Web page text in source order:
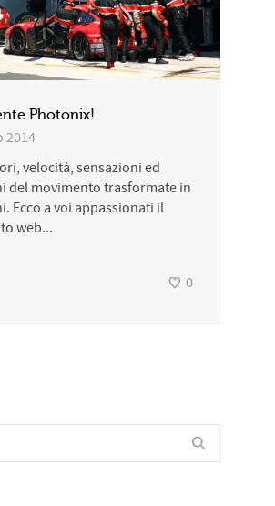
Photonix!
2014
velocità, sensazioni ed
del movimento trasformate in
Ecco a voi appassionati il
web...
0